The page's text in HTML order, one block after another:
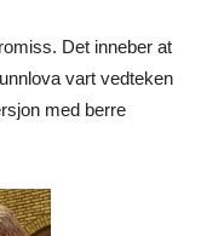
Det inneber at
vart vedteken
med berre